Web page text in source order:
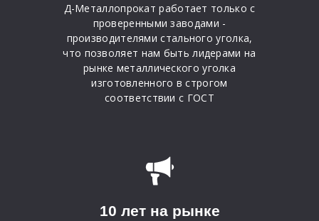
Д-Металлопрокат работает только с
проверенными заводами -
производителями стального уголка,
что позволяет нам быть лидерами на
рынке металлического уголка
изготовленного в строгом
соответствии с ГОСТ
10 лет на рынке